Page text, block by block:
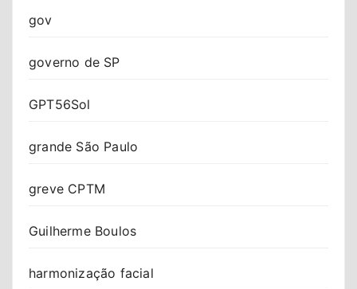
gov
governo de SP
GPT56Sol
grande São Paulo
greve CPTM
Guilherme Boulos
harmonização facial